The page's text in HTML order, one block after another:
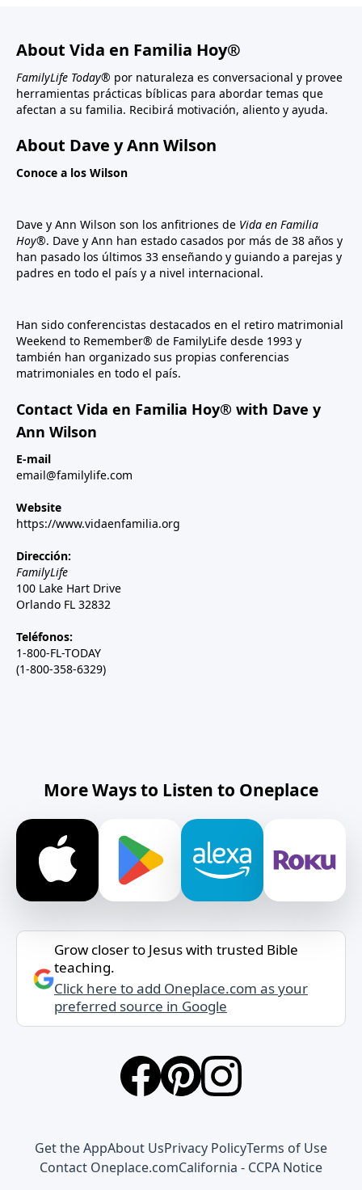
About Vida en Familia Hoy®
FamilyLife Today® por naturaleza es conversacional y provee
herramientas prácticas bíblicas para abordar temas que
afectan a su familia. Recibirá motivación, aliento y ayuda.
About Dave y Ann Wilson
Conoce a los Wilson
Dave y Ann Wilson son los anfitriones de Vida en Familia
Hoy®. Dave y Ann han estado casados por más de 38 años y
han pasado los últimos 33 enseñando y guiando a parejas y
padres en todo el país y a nivel internacional.
Han sido conferencistas destacados en el retiro matrimonial
Weekend to Remember® de FamilyLife desde 1993 y
también han organizado sus propias conferencias
matrimoniales en todo el país.
Contact Vida en Familia Hoy® with Dave y
Ann Wilson
E-mail
email@familylife.com
Website
https://www.vidaenfamilia.org
Dirección:
FamilyLife
100 Lake Hart Drive
Orlando FL 32832
Teléfonos:
1-800-FL-TODAY
(1-800-358-6329)
More Ways to Listen to Oneplace
Grow closer to Jesus with trusted Bible
teaching.
Click here to add Oneplace.com as your
preferred source in Google
Get the AppAbout UsPrivacy PolicyTerms of Use
Contact Oneplace.comCalifornia - CCPA Notice